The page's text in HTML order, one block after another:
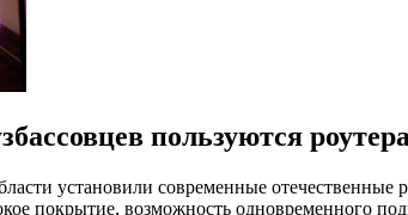
пользуются
установили современные
покрытие, возможность одновременного